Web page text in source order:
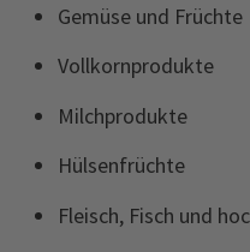
Gemüse und Früchte
Vollkornprodukte
Milchprodukte
Hülsenfrüchte
Fleisch, Fisch und